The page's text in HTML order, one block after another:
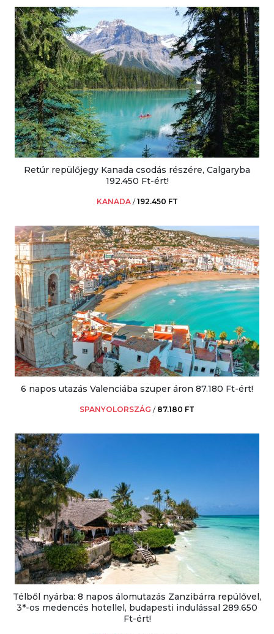
Retúr repülőjegy Kanada csodás részére, Calgaryba
192.450 Ft-ért!
KANADA /192.450 FT
6 napos utazás Valenciába szuper áron 87.180 Ft-ért!
SPANYOLORSZÁG / 87.180 FT
Télből nyárba: 8 napos álomutazás Zanzibárra repülővel,
3*-os medencés hotellel, budapesti indulással 289.650
Ft-ért!